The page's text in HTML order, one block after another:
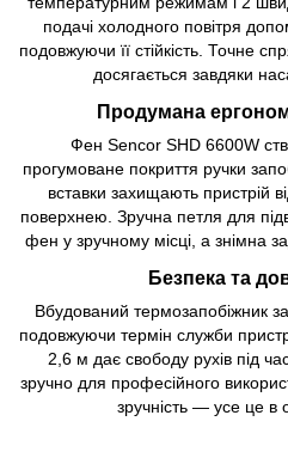
подачі холодного повітря
подовжуючи її стійкість. Точне
досягається завдяки
Продумана
Фен Sencor SHD 6600W
прогумоване покриття ручки
вставки захищають пристрій
поверхнею. Зручна петля для
фен у зручному місці, а знімна
Безпека та
Вбудований термозапобіжник
подовжуючи термін служби
2,6 м дає свободу рухів під
зручно для професійного
зручність — усе це в